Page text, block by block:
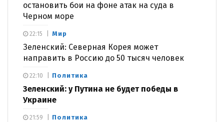
остановить бои на фоне атак на суда в
Черном море
Мир
Зеленский: Северная Корея может
направить в Россию до 50 тысяч человек
22:15
Политика
Зеленский: у Путина не будет победы в
Украине
22:10
Политика
21:59